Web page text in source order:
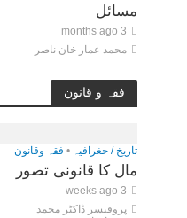
مسائل
3 months ago
محمد عمار خان ناصر
فقہ و قانون
تاریخ / جغرافیہ • فقہ وقانون
مال کا قانونی تصور
3 weeks ago
پروفیسر ڈاکٹر محمد